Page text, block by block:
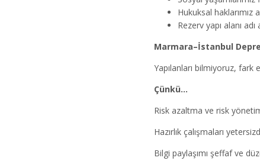
Hukuksal haklarımız
Rezerv yapı alanı
Marmara–İstanbul
Yapılanları bilmiyoruz,
Çünkü…
Risk azaltma ve risk
Hazırlık çalışmaları
Bilgi paylaşımı şeffaf ve